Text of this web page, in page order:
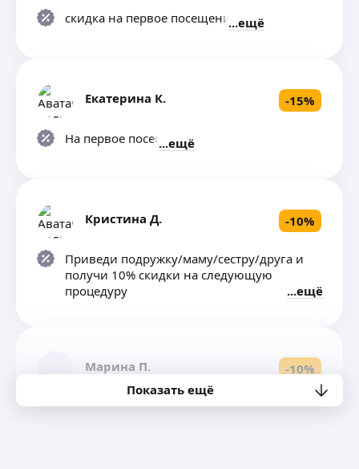
скидка на первое посещение 10%
ещё
Екатерина К. -15%
На первое посещение
ещё
Кристина Д. -10%
Приведи подружку/маму/сестру/друга и
получи 10% скидки на следующую
процедуру
ещё
Марина П. -10%
Скидка на первое посещение
ещё
Показать ещё